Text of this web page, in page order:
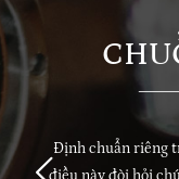
Định nghĩa về cà
thúc trong cốc,